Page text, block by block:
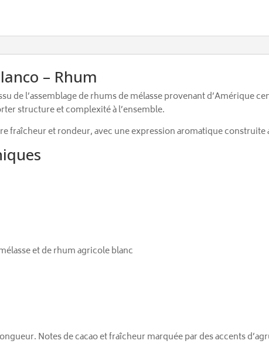
– Rhum
de l’assemblage de rhums de mélasse provenant d’Amérique
structure et complexité à l’ensemble.
fraîcheur et rondeur, avec une expression aromatique construite
et de rhum agricole blanc
Notes de cacao et fraîcheur marquée par des accents